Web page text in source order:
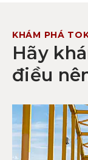
KHÁM PHÁ
Hãy
điều